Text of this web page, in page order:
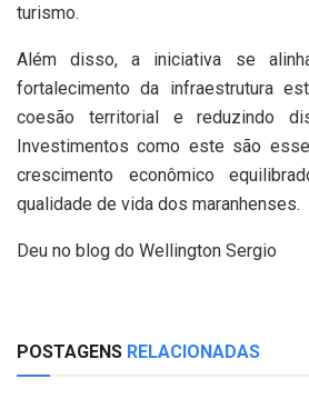
turismo.
Além disso, a iniciativa se
fortalecimento da infraestrutura
coesão territorial e reduzindo
Investimentos como este são
crescimento econômico
qualidade de vida dos maranhenses.
Deu no blog do Wellington Sergio
POSTAGENS RELACIONADAS